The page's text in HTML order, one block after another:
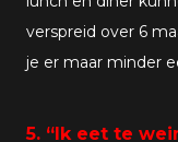
verspreid over 6
je er maar minder
5. “Ik eet te